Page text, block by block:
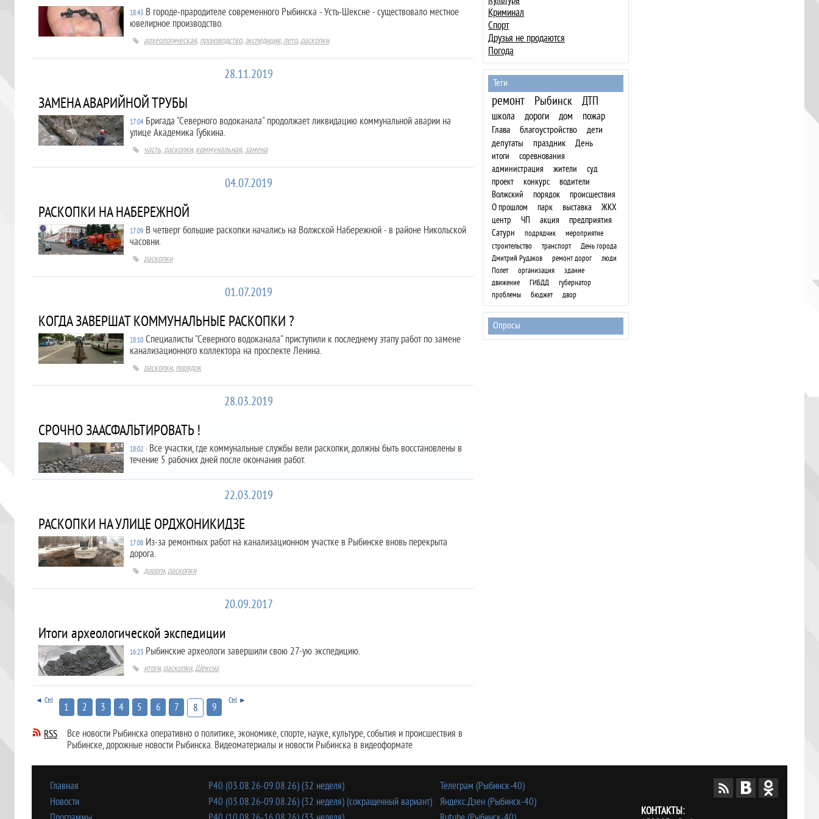
Криминал
Спорт
Друзья не продаются
Погода
Теги
ремонт Рыбинск ДТП
школа дороги дом пожар
Глава благоустройство
дети
депутаты
праздник День
итоги
соревнования
администрация
жители
суд
проект
конкурс
водители
Волжский
порядок
происшествия
О прошлом
парк выставка
ЖКХ
центр
ЧП акция
предприятия
Сатурн
подрядчик
мероприятие
строительство
транспорт
День города
Дмитрий Рудаков
ремонт дорог
люди
Полет
организация
здание
движение
ГИБДД
губернатор
проблемы
бюджет двор
Опросы
18:43 В городе-прародителе современного Рыбинска - Усть-Шексне - существовало местное
ювелирное производство.
археологическая, производство,экспедиция,лето, раскопки
28.11.2019
ЗАМЕНА АВАРИЙНОЙ ТРУБЫ
17:04 Бригада "Северного водоканала" продолжает ликвидацию коммунальной аварии на
улице Академика Губкина.
часть, раскопки, коммунальная,замена
04.07.2019
РАСКОПКИ НА НАБЕРЕЖНОЙ
17:09 В четверг большие раскопки начались на Волжской Набережной - в районе Никольской
часовни.
раскопки
01.07.2019
КОГДА ЗАВЕРШАТ КОММУНАЛЬНЫЕ РАСКОПКИ ?
18:10 Специалисты "Северного водоканала" приступили к последнему этапу работ по замене
канализационного коллектора на проспекте Ленина.
раскопки, порядок
28.03.2019
СРОЧНО ЗААСФАЛЬТИРОВАТЬ !
18:02 ∙ Все участки, где коммунальные службы вели раскопки, должны быть восстановлены в
течение 5 рабочих дней после окончания работ.
22.03.2019
РАСКОПКИ НА УЛИЦЕ ОРДЖОНИКИДЗЕ
17:08 Из-за ремонтных работ на канализационном участке в Рыбинске вновь перекрыта
дорога.
дороги, раскопки
20.09.2017
Итоги археологической экспедиции
16:23 Рыбинские археологи завершили свою 27-ую экспедицию.
итоги, раскопки, Шексна
◄ Ctrl
1 2 3 4 5 6 7 8 9
Ctrl ►
RSS
Все новости Рыбинска оперативно о политике, экономике, спорте, науке, культуре, события и происшествия в
Рыбинске, дорожные новости Рыбинска. Видеоматериалы и новости Рыбинска в видеоформате
Главная
Новости
Р40 (03.08.26-09.08.26) (32 неделя)
Р40 (03.08.26-09.08.26) (32 неделя) (сокращенный вариант)
Телеграм (Рыбинск-40)
Яндекс.Дзен (Рыбинск-40)
КОНТАКТЫ: